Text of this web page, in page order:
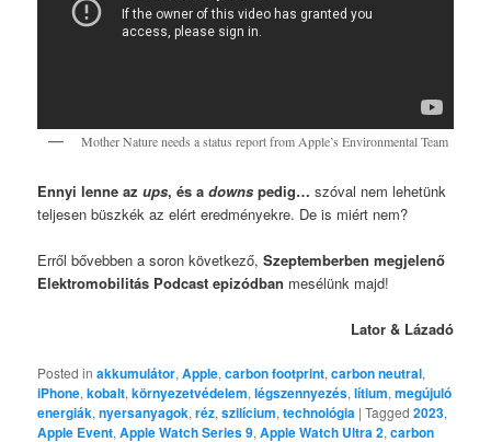
Mother Nature needs a status report from Apple’s Environmental Team
Ennyi lenne azups, és adowns pedig… szóval nem lehetünk
teljesen büszkék az elért eredményekre. De is miért nem?
Erről bővebben a soron következő,Szeptemberben megjelenő
Elektromobilitás Podcast epizódban mesélünk majd!
Lator & Lázadó
Posted in akkumulátor,Apple,carbon footprint,carbon neutral,
iPhone,kobalt,környezetvédelem,légszennyezés,lítium,megújuló
energiák,nyersanyagok,réz,szilícium,technológia |Tagged 2023,
Apple Event,Apple Watch Series 9,Apple Watch Ultra 2,carbon